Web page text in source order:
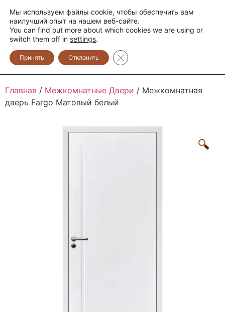
+373 600 888 33 +373 600 888 44
0
Главная / Межкомнатные Двери / Межкомнатная
дверь Fargo Матовый белый
Мы используем файлы cookie, чтобы обеспечить вам
наилучший опыт на нашем веб-сайте.
You can find out more about which cookies we are using or
switch them off in settings.
Принять Отклонить Закрыть баннер cookie GDPR